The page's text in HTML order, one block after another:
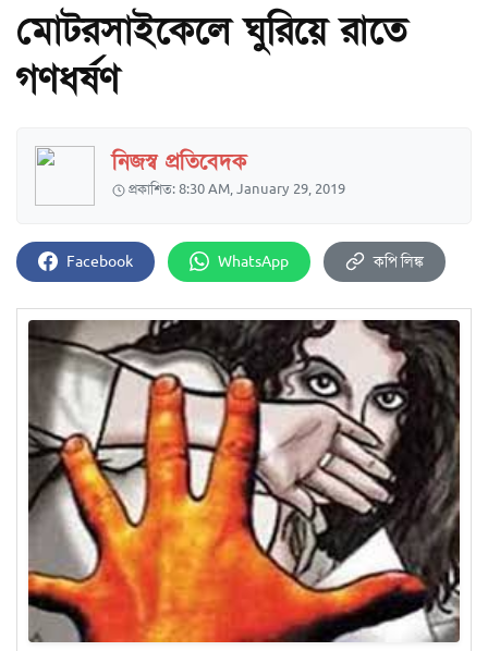
মোটরসাইকেলে ঘুরিয়ে রাতে
গণধর্ষণ
নিজস্ব প্রতিবেদক
প্রকাশিত: 8:30 AM, January 29, 2019
Facebook WhatsApp কপি লিঙ্ক